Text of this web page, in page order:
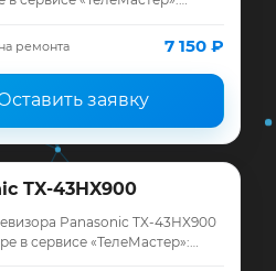
и гарантия до 12
ремонта 7 150 ₽
заявку
TX-43HX900
Panasonic TX-43HX900
в сервисе «ТелеМастер»: